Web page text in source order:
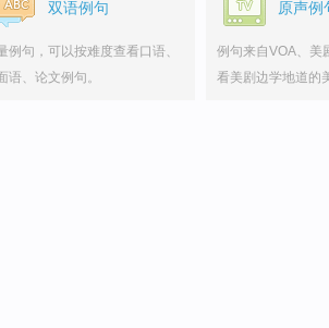
双语例句
例句，可以按难度查看口语、
语、论文例句。
原声例
例句来自VOA、美
看美剧边学地道的